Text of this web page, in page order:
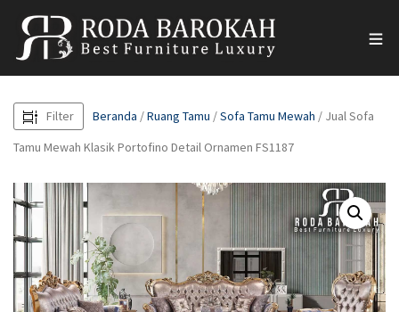
Filter Beranda /Ruang Tamu /Sofa Tamu Mewah / Jual Sofa
Tamu Mewah Klasik Portofino Detail Ornamen FS1187